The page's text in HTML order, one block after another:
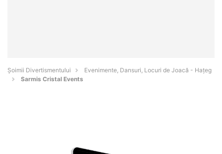
Şoimii Divertismentului
Evenimente, Dansuri, Locuri de Joacă - Haţeg
Sarmis Cristal Events